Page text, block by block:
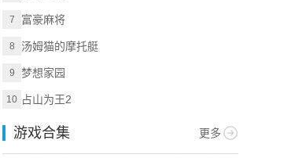
7 富豪麻将
8 汤姆猫的摩托艇
9 梦想家园
10 占山为王2
游戏合集 更多